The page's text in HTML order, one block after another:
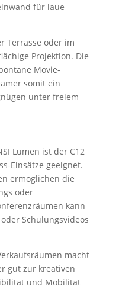
für laue
Terrasse oder im
Projektion. Die
Movie-
somit ein
unter freiem
Lumen ist der C12
Einsätze geeignet.
ermöglichen die
oder
kann
Schulungsvideos
macht
gut zur kreativen
und Mobilität